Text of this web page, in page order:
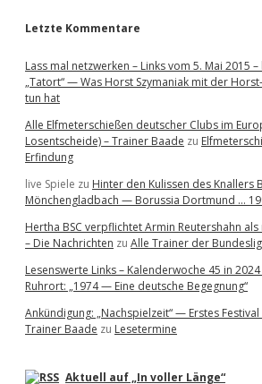
Letzte Kommentare
Lass mal netzwerken – Links vom 5. Mai 2015
„Tatort“ — Was Horst Szymaniak mit der
tun hat
Alle Elfmeterschießen deutscher Clubs im
Losentscheide) – Trainer Baade zu
Erfindung
live Spiele zu Hinter den Kulissen des Knallers
Mönchengladbach — Borussia Dortmund …
Hertha BSC verpflichtet Armin Reutershahn
– Die Nachrichten zu Alle Trainer der
Lesenswerte Links – Kalenderwoche 45 in
Ruhrort: „1974 — Eine deutsche Begegnung“
Ankündigung: „Nachspielzeit“ — Erstes
Trainer Baade zu Lesetermine
Aktuell auf „In voller Länge“